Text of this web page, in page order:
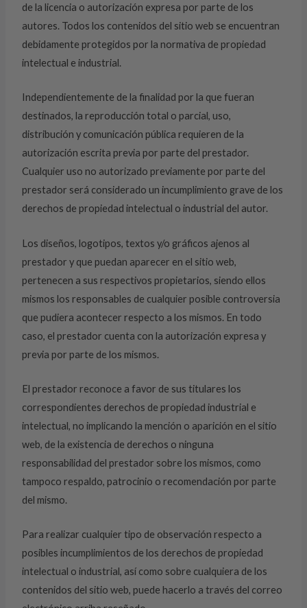
de la licencia o autorización expresa por parte de los
autores. Todos los contenidos del sitio web se encuentran
debidamente protegidos por la normativa de propiedad
intelectual e industrial.
Independientemente de la finalidad por la que fueran
destinados, la reproducción total o parcial, uso,
distribución y comunicación pública requieren de la
autorización escrita previa por parte del prestador.
Cualquier uso no autorizado previamente por parte del
prestador será considerado un incumplimiento grave de los
derechos de propiedad intelectual o industrial del autor.
Los diseños, logotipos, textos y/o gráficos ajenos al
prestador y que puedan aparecer en el sitio web,
pertenecen a sus respectivos propietarios, siendo ellos
mismos los responsables de cualquier posible controversia
que pudiera acontecer respecto a los mismos. En todo
caso, el prestador cuenta con la autorización expresa y
previa por parte de los mismos.
El prestador reconoce a favor de sus titulares los
correspondientes derechos de propiedad industrial e
intelectual, no implicando la mención o aparición en el sitio
web, de la existencia de derechos o ninguna
responsabilidad del prestador sobre los mismos, como
tampoco respaldo, patrocinio o recomendación por parte
del mismo.
Para realizar cualquier tipo de observación respecto a
posibles incumplimientos de los derechos de propiedad
intelectual o industrial, así como sobre cualquiera de los
contenidos del sitio web, puede hacerlo a través del correo